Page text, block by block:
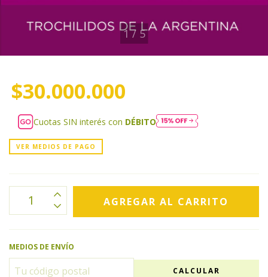
1/ 5
$30.000.000
Cuotas SIN interés con DÉBITO
VER MEDIOS DE PAGO
MEDIOS DE ENVÍO
CALCULAR